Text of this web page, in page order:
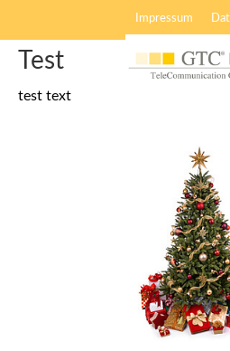
Impressum
Test
test text